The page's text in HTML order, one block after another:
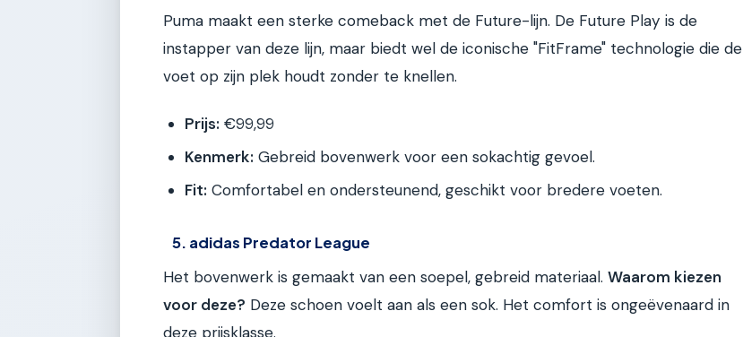
Puma maakt een sterke comeback met de Future-lijn. De Future Play is de
instapper van deze lijn, maar biedt wel de iconische "FitFrame" technologie die de
voet op zijn plek houdt zonder te knellen.
Prijs: €99,99
Kenmerk: Gebreid bovenwerk voor een sokachtig gevoel.
Fit: Comfortabel en ondersteunend, geschikt voor bredere voeten.
5. adidas Predator League
Het bovenwerk is gemaakt van een soepel, gebreid materiaal. Waarom kiezen
voor deze? Deze schoen voelt aan als een sok. Het comfort is ongeëvenaard in
deze prijsklasse.